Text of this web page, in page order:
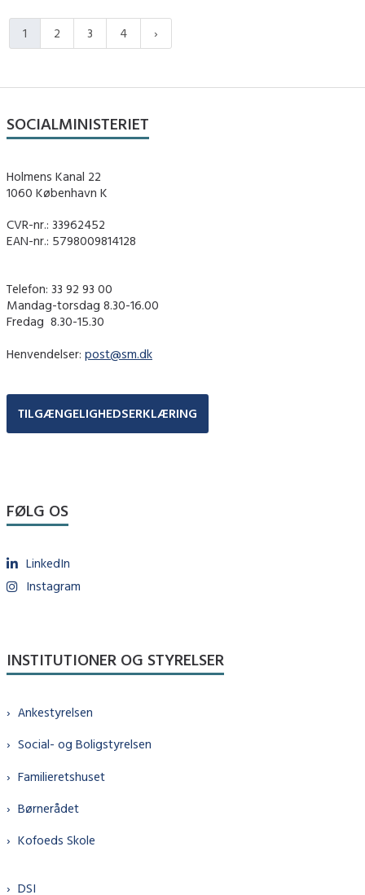
1 2 3 4
SOCIALMINISTERIET
Holmens Kanal 22
1060 København K
CVR-nr.: 33962452
EAN-nr.: 5798009814128
Telefon: 33 92 93 00
Mandag-torsdag 8.30-16.00
Fredag ​ 8.30-15.30
Henvendelser: post@sm.dk
TILGÆNGELIGHEDSERKLÆRING
FØLG OS
LinkedIn
Instagram
INSTITUTIONER OG STYRELSER
Ankestyrelsen
Social- og Boligstyrelsen
Familieretshuset
Børnerådet
Kofoeds Skole
DSI